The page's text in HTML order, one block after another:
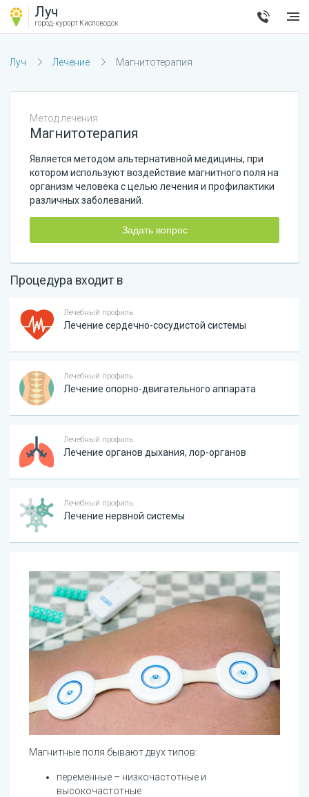
Луч
город-курорт Кисловодск
Луч Лечение Магнитотерапия
Метод лечения
Магнитотерапия
Является методом альтернативной медицины, при
котором используют воздействие магнитного поля на
организм человека с целью лечения и профилактики
различных заболеваний.
Задать вопрос
Процедура входит в
Лечебный профиль
Лечение сердечно-сосудистой системы
Лечебный профиль
Лечение опорно-двигательного аппарата
Лечебный профиль
Лечение органов дыхания, лор-органов
Лечебный профиль
Лечение нервной системы
Магнитные поля бывают двух типов:
переменные – низкочастотные и
высокочастотные